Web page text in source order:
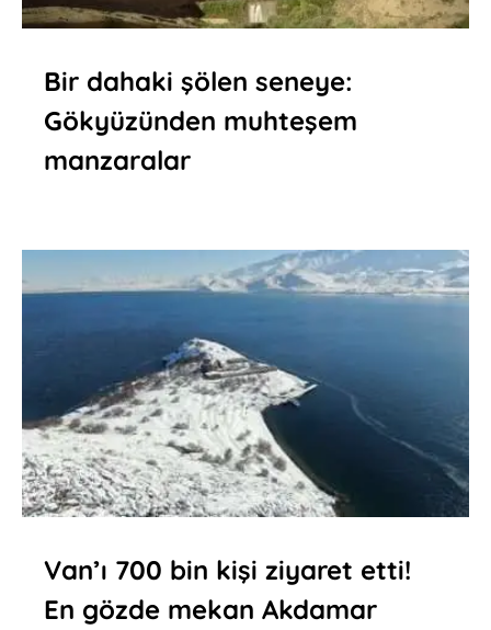
Bir dahaki şölen seneye:
Gökyüzünden muhteşem
manzaralar
Van’ı 700 bin kişi ziyaret etti!
En gözde mekan Akdamar